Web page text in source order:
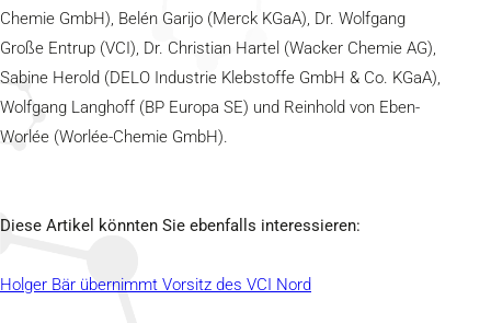
Chemie GmbH), Belén Garijo (Merck KGaA), Dr. Wolfgang
Große Entrup (VCI), Dr. Christian Hartel (Wacker Chemie AG),
Sabine Herold (DELO Industrie Klebstoffe GmbH & Co. KGaA),
Wolfgang Langhoff (BP Europa SE) und Reinhold von Eben-
Worlée (Worlée-Chemie GmbH).
Diese Artikel könnten Sie ebenfalls interessieren:
Holger Bär übernimmt Vorsitz des VCI Nord